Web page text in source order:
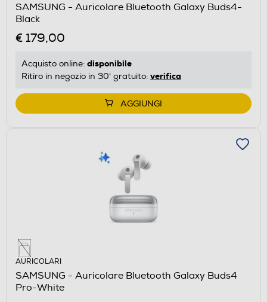
SAMSUNG - Auricolare Bluetooth Galaxy Buds4-
Black
€ 179,00
Acquisto online: disponibile
Ritiro in negozio in 30' gratuito: verifica
AGGIUNGI
AURICOLARI
SAMSUNG - Auricolare Bluetooth Galaxy Buds4
Pro-White